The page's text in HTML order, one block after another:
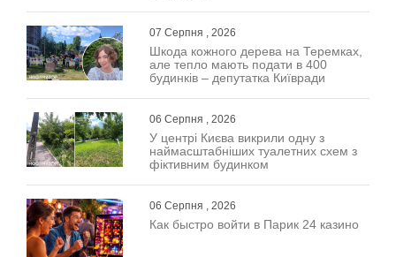
07 Серпня , 2026
Шкода кожного дерева на Теремках,
але тепло мають подати в 400
будинків – депутатка Київради
06 Серпня , 2026
У центрі Києва викрили одну з
наймасштабніших туалетних схем з
фіктивним будинком
06 Серпня , 2026
Как быстро войти в Парик 24 казино